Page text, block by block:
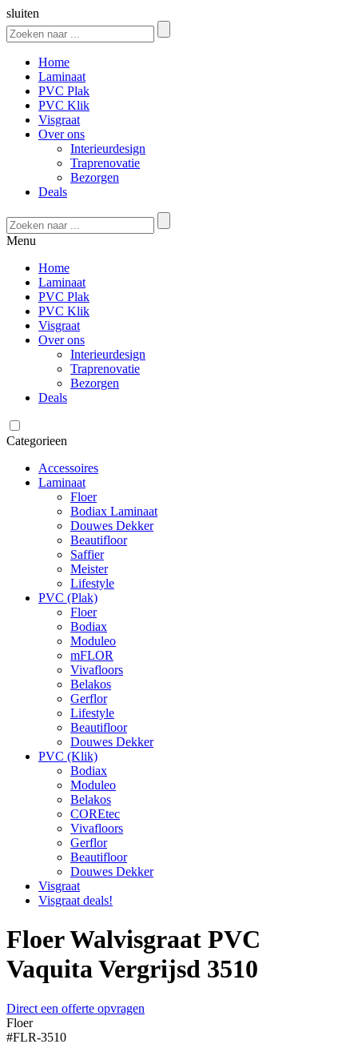
sluiten
Home
Laminaat
PVC Plak
PVC Klik
Visgraat
Over ons
Interieurdesign
Traprenovatie
Bezorgen
Deals
Menu
Home
Laminaat
PVC Plak
PVC Klik
Visgraat
Over ons
Interieurdesign
Traprenovatie
Bezorgen
Deals
Categorieen
Accessoires
Laminaat
Floer
Bodiax Laminaat
Douwes Dekker
Beautifloor
Saffier
Meister
Lifestyle
PVC (Plak)
Floer
Bodiax
Moduleo
mFLOR
Vivafloors
Belakos
Gerflor
Lifestyle
Beautifloor
Douwes Dekker
PVC (Klik)
Bodiax
Moduleo
Belakos
COREtec
Vivafloors
Gerflor
Beautifloor
Douwes Dekker
Visgraat
Visgraat deals!
Floer Walvisgraat PVC
Vaquita Vergrijsd 3510
Direct een offerte opvragen
Floer
#FLR-3510